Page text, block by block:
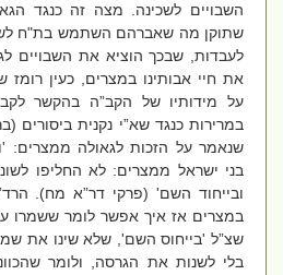
השבויים לשכינה. מצה זה כנגד
שתוקן מה שאברהם השתמש בת"ח
לעבדות, שבכך הוציא את השבויים
את חיי אבותינו במצרים, כעין רומז
על מידותיו של הקב”ה בהקשר
במרירות כנגד שא”י נקנית ביסורים
שנאמר על הזכות לגאולה ממצרים:
בני ישראל ממצרים: לא החליפו
ובייחוד השם' (פרקי דר”א מח).
במצרים אז איך אפשר לומר ששמרו על
שצ”ל 'בייחוס השם', שלא שינו את
בלי לשנות את הגרסה, ולומר